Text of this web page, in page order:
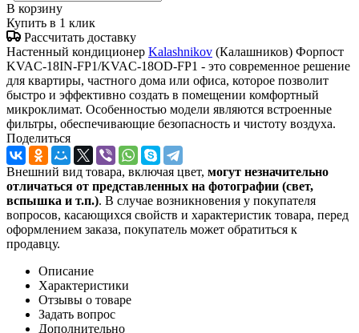
В корзину
Купить в 1 клик
Рассчитать доставку
Настенный кондиционер Kalashnikov (Калашников) Форпост
KVAC-18IN-FP1/KVAC-18OD-FP1 - это современное решение
для квартиры, частного дома или офиса, которое позволит
быстро и эффективно создать в помещении комфортный
микроклимат. Особенностью модели являются встроенные
фильтры, обеспечивающие безопасность и чистоту воздуха.
Поделиться
Внешний вид товара, включая цвет, могут незначительно
отличаться от представленных на фотографии (свет,
вспышка и т.п.). В случае возникновения у покупателя
вопросов, касающихся свойств и характеристик товара, перед
оформлением заказа, покупатель может обратиться к
продавцу.
Описание
Характеристики
Отзывы о товаре
Задать вопрос
Дополнительно